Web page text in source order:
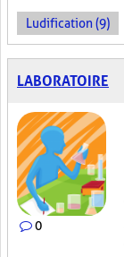
Ludification (9)
LABORATOIRE
0